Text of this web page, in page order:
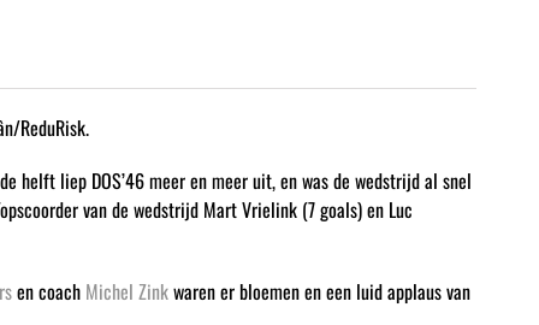
ReduRisk.
helft liep DOS’46 meer en meer uit, en was de wedstrijd al snel
van de wedstrijd Mart Vrielink (7 goals) en Luc
en coach Michel Zinkwaren er bloemen en een luid applaus van